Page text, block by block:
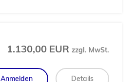
1.130,00 EUR zzgl. MwSt.
Anmelden Details